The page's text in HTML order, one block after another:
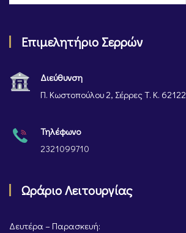
Επιμελητήριο Σερρών
Διεύθυνση
Π. Κωστοπούλου 2, Σέρρες Τ. Κ. 62122
Τηλέφωνο
2321099710
Ωράριο Λειτουργίας
Δευτέρα – Παρασκευή: